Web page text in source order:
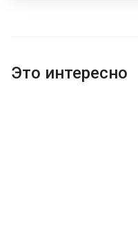
Это интересно